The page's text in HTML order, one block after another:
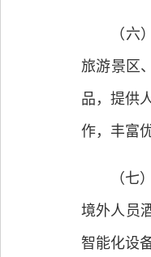
（六）
旅游景区
品，提供
作，丰富
（七）
境外人员
智能化设